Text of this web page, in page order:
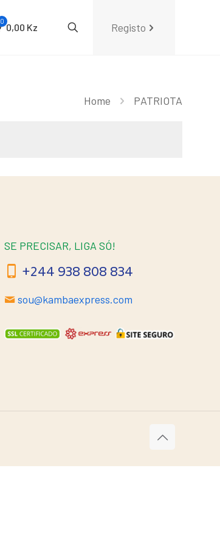
0
0,00 Kz Registo
Home PATRIOTA
SE PRECISAR, LIGA SÓ!
+244 938 808 834
sou@kambaexpress.com